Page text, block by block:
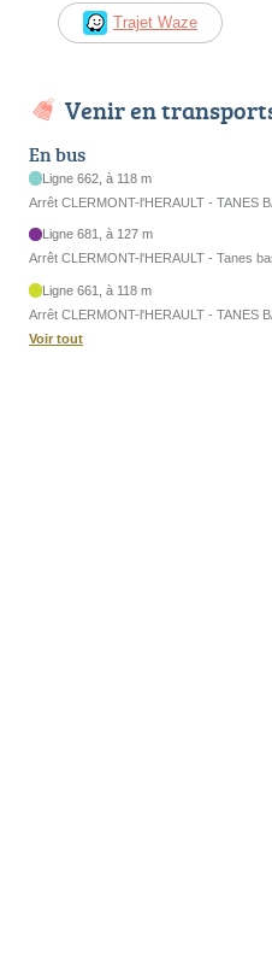
Trajet Waze
Venir en
En bus
Ligne 662, à 118 m
Arrêt CLERMONT-l'HERAULT - TANES
Ligne 681, à 127 m
Arrêt CLERMONT-l'HERAULT - Tanes
Ligne 661, à 118 m
Arrêt CLERMONT-l'HERAULT - TANES
Voir tout